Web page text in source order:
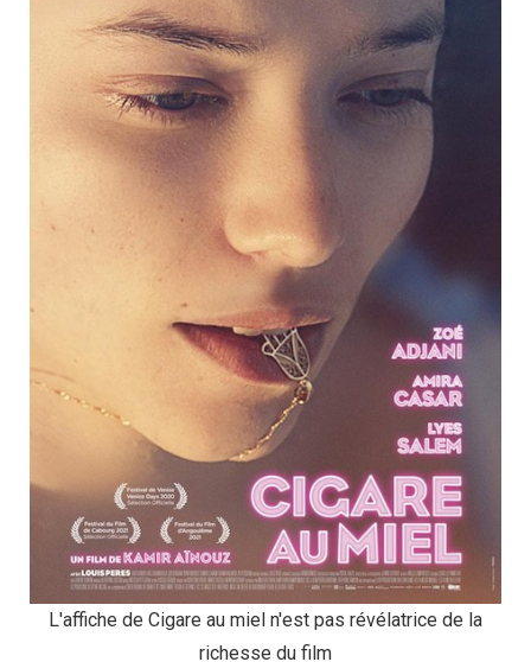
L'affiche de Cigare au miel n'est pas révélatrice de la
richesse du film